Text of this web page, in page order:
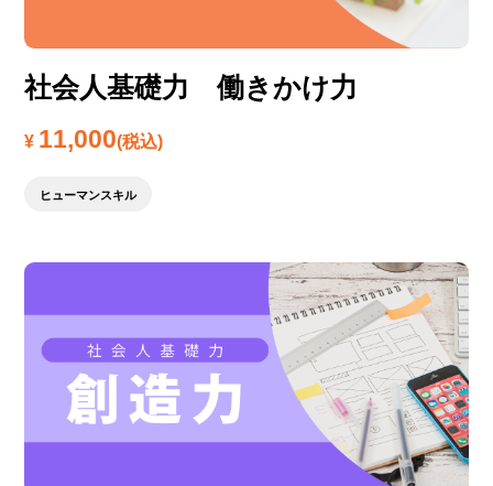
社会人基礎力 働きかけ力
¥ 11,000(税込)
ヒューマンスキル